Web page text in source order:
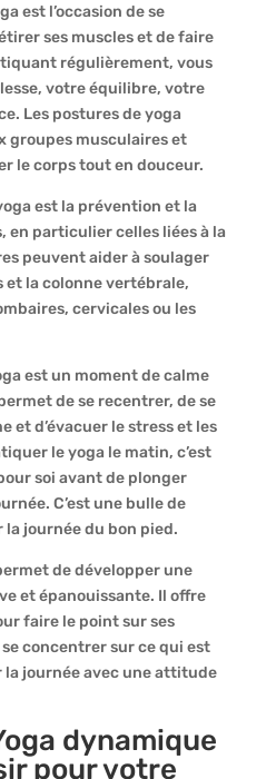
est l’occasion de se
ses muscles et de faire
régulièrement, vous
votre équilibre, votre
Les postures de yoga
groupes musculaires et
le corps tout en douceur.
est la prévention et la
en particulier celles liées à la
peuvent aider à soulager
et la colonne vertébrale,
cervicales ou les
est un moment de calme
de se recentrer, de se
et d’évacuer le stress et les
le yoga le matin, c’est
soi avant de plonger
C’est une bulle de
journée du bon pied.
de développer une
et épanouissante. Il offre
faire le point sur ses
concentrer sur ce qui est
journée avec une attitude
dynamique
pour votre